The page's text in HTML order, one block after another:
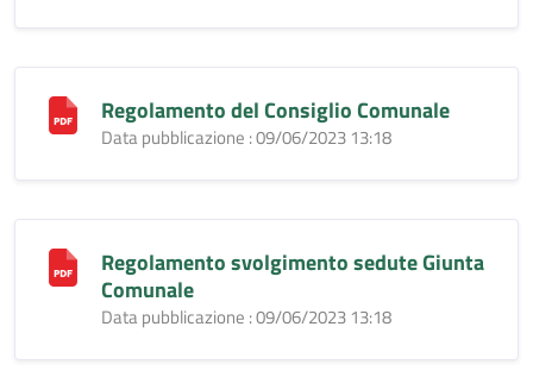
Regolamento del Consiglio Comunale
Data pubblicazione : 09/06/2023 13:18
Regolamento svolgimento sedute Giunta
Comunale
Data pubblicazione : 09/06/2023 13:18